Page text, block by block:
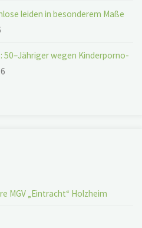
leiden in besonderem Maße
50–Jähriger wegen Kinderporno-
MGV „Eintracht“ Holzheim